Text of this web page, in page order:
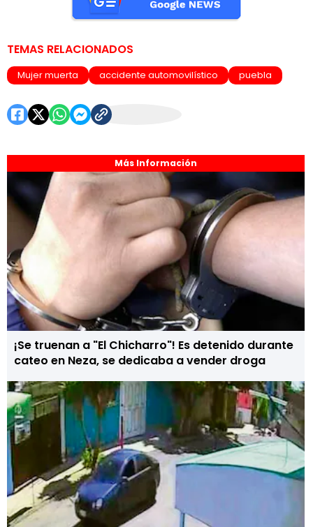
Más Información
¡Se truenan a "El Chicharro"! Es detenido durante
cateo en Neza, se dedicaba a vender droga
TEMAS RELACIONADOS
Mujer muerta accidente automovilístico puebla